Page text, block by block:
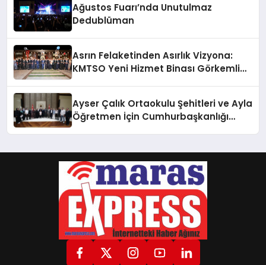
Ağustos Fuarı’nda Unutulmaz
Dedublüman
Asrın Felaketinden Asırlık Vizyona:
KMTSO Yeni Hizmet Binası Görkemli
Ayser Çalık Ortaokulu Şehitleri ve Ayla
Öğretmen İçin Cumhurbaşkanlığı